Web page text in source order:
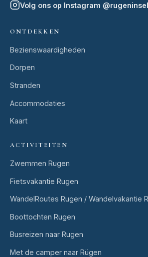
Volg ons op Instagram @rugeninsel
ONTDEKKEN
Bezienswaardigheden
Dorpen
Stranden
Accommodaties
Kaart
ACTIVITEITEN
Zwemmen Rugen
Fietsvakantie Rugen
WandelRoutes Rugen / Wandelvakantie
Boottochten Rugen
Busreizen naar Rugen
Met de camper naar Rügen